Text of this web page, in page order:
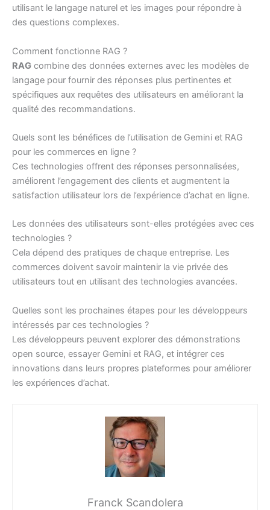
utilisant le langage naturel et les images pour répondre à
des questions complexes.
Comment fonctionne RAG ?
RAG combine des données externes avec les modèles de
langage pour fournir des réponses plus pertinentes et
spécifiques aux requêtes des utilisateurs en améliorant la
qualité des recommandations.
Quels sont les bénéfices de l’utilisation de Gemini et RAG
pour les commerces en ligne ?
Ces technologies offrent des réponses personnalisées,
améliorent l’engagement des clients et augmentent la
satisfaction utilisateur lors de l’expérience d’achat en ligne.
Les données des utilisateurs sont-elles protégées avec ces
technologies ?
Cela dépend des pratiques de chaque entreprise. Les
commerces doivent savoir maintenir la vie privée des
utilisateurs tout en utilisant des technologies avancées.
Quelles sont les prochaines étapes pour les développeurs
intéressés par ces technologies ?
Les développeurs peuvent explorer des démonstrations
open source, essayer Gemini et RAG, et intégrer ces
innovations dans leurs propres plateformes pour améliorer
les expériences d’achat.
Franck Scandolera